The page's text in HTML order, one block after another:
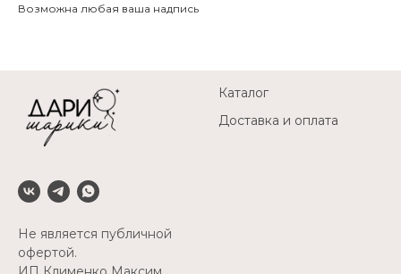
Возможна любая ваша надпись
Не является публичной
офертой.
Каталог
Доставка и оплата